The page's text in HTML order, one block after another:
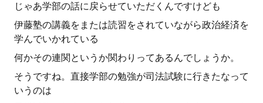
じゃあ学部の話に戻らせていただくんですけども
伊藤塾の講義をまたは読習をされていながら政治経済を
学んでいかれている
何かその連関というか関わりってあるんでしょうか。
そうですね。直接学部の勉強が司法試験に行きたなって
いうのは